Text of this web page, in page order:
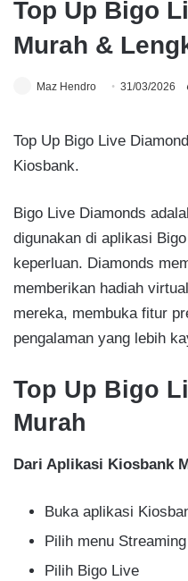
Top Up Bigo
Murah &
Maz Hendro 31/03/2026
Top Up Bigo Live
Kiosbank.
Bigo Live Diamonds
digunakan di aplikasi
keperluan. Diamonds
memberikan hadiah
mereka, membuka fitur
pengalaman yang lebih
Top Up Bigo
Murah
Dari Aplikasi Kiosbank
Buka aplikasi
Pilih menu Streaming
Pilih Bigo Live